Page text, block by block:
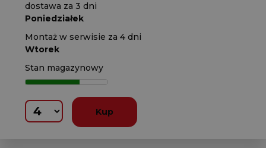
dostawa za 3 dni
Poniedziałek
Montaż w serwisie za 4 dni
Wtorek
Stan magazynowy
Kup